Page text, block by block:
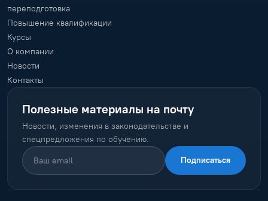
переподготовка
Повышение квалификации
Курсы
О компании
Новости
Контакты
Полезные материалы на почту
Новости, изменения в законодательстве и
спецпредложения по обучению.
Подписаться